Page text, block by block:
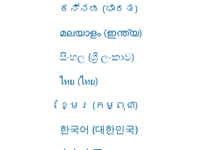
ಕನ್ನಡ (ಭಾರತ)
മലയാളം (ഇന്ത്യ)
සිංහල (ශ්‍රී ලංකාව)
ไทย (ไทย)
ខ្មែរ (កម្ពុជា)
한국어 (대한민국)